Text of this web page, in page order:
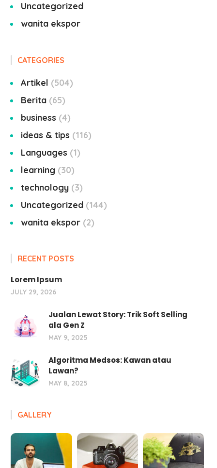
Uncategorized
wanita ekspor
CATEGORIES
Artikel
504
Berita 65
business 4
ideas & tips
116
Languages
1
learning
30
technology 3
Uncategorized 144
wanita ekspor 2
RECENT POSTS
Lorem Ipsum
JULY 29, 2026
Jualan Lewat Story: Trik Soft Selling
ala Gen Z
MAY 9, 2025
Algoritma Medsos: Kawan atau
Lawan?
MAY 8, 2025
GALLERY